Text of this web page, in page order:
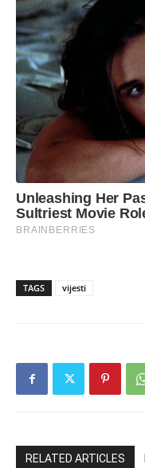
TAGS vijesti
RELATED ARTICLES